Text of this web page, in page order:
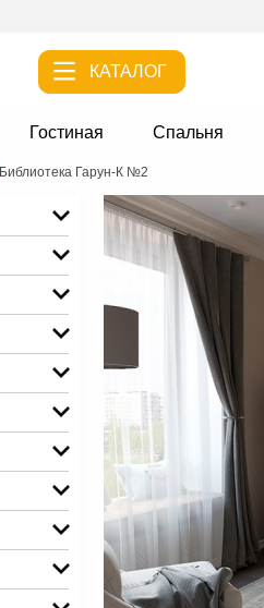
КАТАЛОГ
Гостиная Спальня
Библиотека Гарун-К №2